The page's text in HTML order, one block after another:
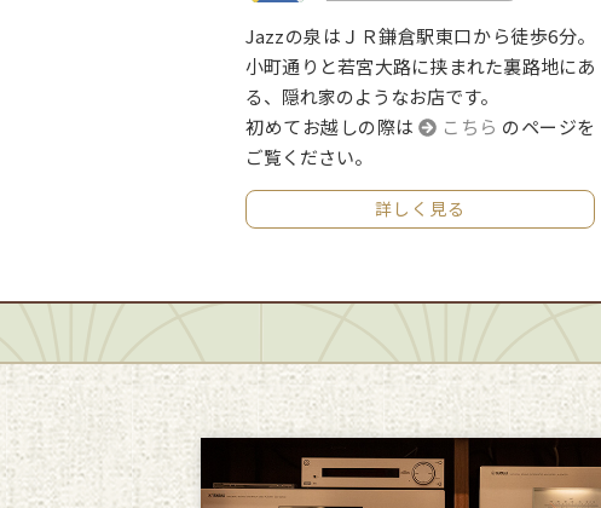
Jazzの泉はＪＲ鎌倉駅東口から徒歩6分。
小町通りと若宮大路に挟まれた裏路地にあ
る、隠れ家のようなお店です。
初めてお越しの際は
こちら のページを
ご覧ください。
詳しく見る